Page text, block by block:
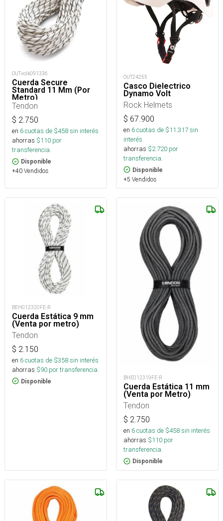
OUTvolk091336
Cuerda Secure
Standard 11 Mm (Por
Metro)
Tendon
$ 2.750
en 6cuotas de $458sin interés
ahorras $110 por
transferencia.
Disponible
+40 Vendidos
OUT24255
Casco Dielectrico
Dynamo Volt
Rock Helmets
$ 67.900
en 6cuotas de $11.317sin
interés
ahorras $2.720 por
transferencia.
Disponible
+5 Vendidos
BEH012320FE-R
Cuerda Estática 9 mm
(Venta por metro)
Tendon
$ 2.150
en 6cuotas de $358sin interés
ahorras $90 por transferencia.
Disponible BHE012319FE-R
Cuerda Estática 11 mm
(Venta por Metro)
Tendon
$ 2.750
en 6cuotas de $458sin interés
ahorras $110 por
transferencia.
Disponible